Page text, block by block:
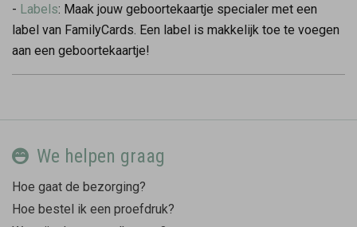
- Labels: Maak jouw geboortekaartje specialer met een
label van FamilyCards. Een label is makkelijk toe te voegen
aan een geboortekaartje!
We helpen graag
Hoe gaat de bezorging?
Hoe bestel ik een proefdruk?